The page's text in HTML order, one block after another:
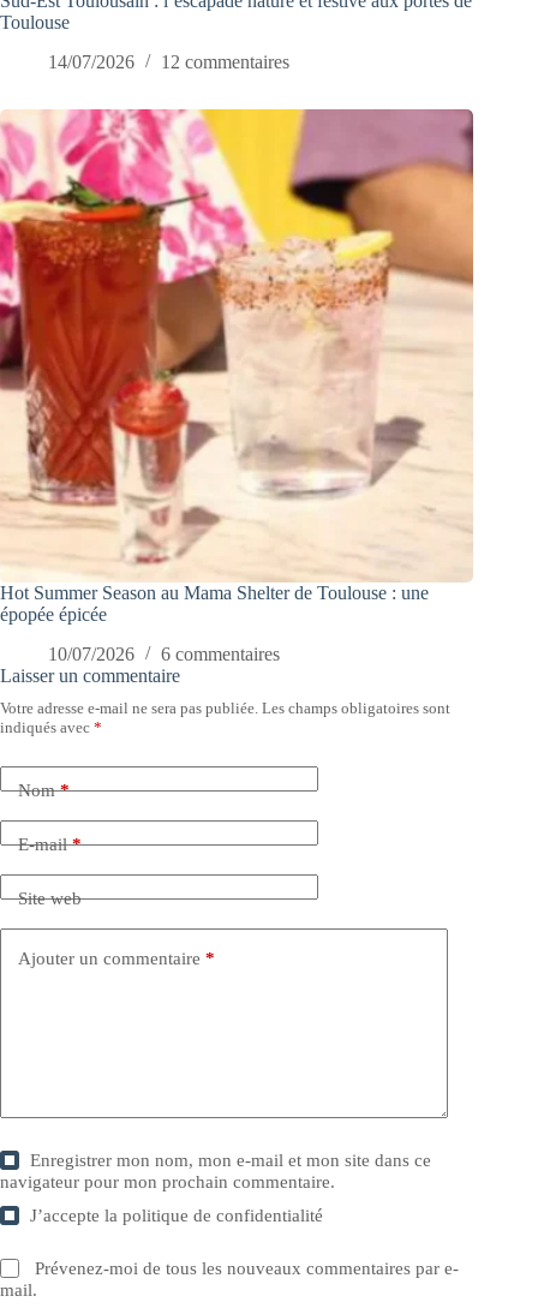
Toulouse
14/07/2026
12 commentaires
Hot Summer Season au Mama Shelter de Toulouse : une
épopée épicée
10/07/2026
6 commentaires
Laisser un commentaire
Votre adresse e-mail ne sera pas publiée. Les champs obligatoires sont
indiqués avec *
Nom*
E-mail*
Site web
Ajouter un commentaire *
Enregistrer mon nom, mon e-mail et mon site dans ce
navigateur pour mon prochain commentaire.
J’accepte lapolitique de confidentialité
Prévenez-moi de tous les nouveaux commentaires par e-
mail.